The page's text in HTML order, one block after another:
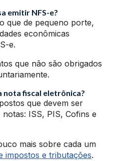
emitir NFS-e?
que de pequeno porte,
econômicas
e.
que não são obrigados
nota fiscal eletrônica?
que devem ser
ISS, PIS, Cofins e
mais sobre cada um
impostos e tributações.